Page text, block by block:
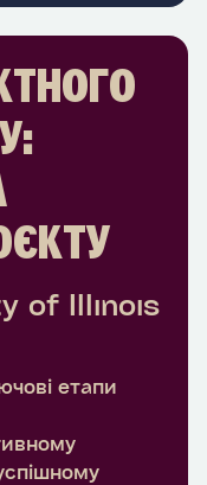
of Illinois
етапи